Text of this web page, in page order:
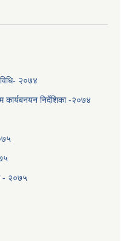
२०७४
निर्देशिका -२०७४
- २०७५